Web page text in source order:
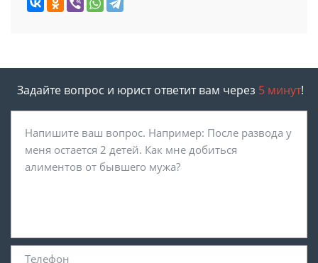
Задайте вопрос и юрист ответит вам через 5 минут!